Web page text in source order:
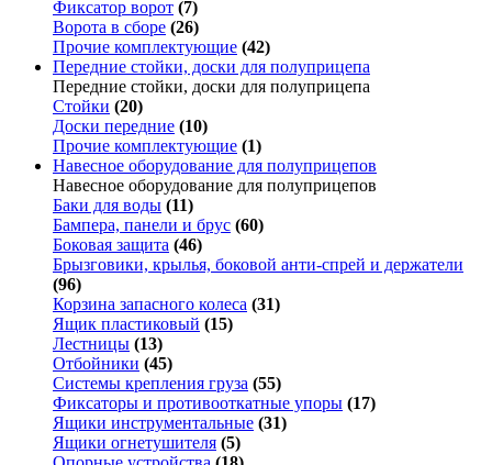
Фиксатор ворот (7)
Ворота в сборе (26)
Прочие комплектующие (42)
Передние стойки, доски для полуприцепа
Передние стойки, доски для полуприцепа
Стойки (20)
Доски передние (10)
Прочие комплектующие (1)
Навесное оборудование для полуприцепов
Навесное оборудование для полуприцепов
Баки для воды (11)
Бампера, панели и брус (60)
Боковая защита (46)
Брызговики, крылья, боковой анти-спрей и держатели
(96)
Корзина запасного колеса (31)
Ящик пластиковый (15)
Лестницы (13)
Отбойники (45)
Системы крепления груза (55)
Фиксаторы и противооткатные упоры (17)
Ящики инструментальные (31)
Ящики огнетушителя (5)